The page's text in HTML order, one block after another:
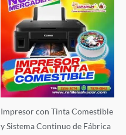
Impresor con Tinta Comestible
y Sistema Continuo de Fábrica